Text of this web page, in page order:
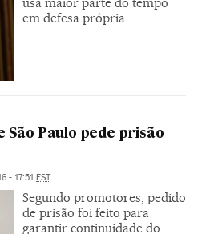
em defesa própria
São Paulo pede prisão
- 17:51EST
Segundo promotores, pedido
de prisão foi feito para
garantir continuidade do